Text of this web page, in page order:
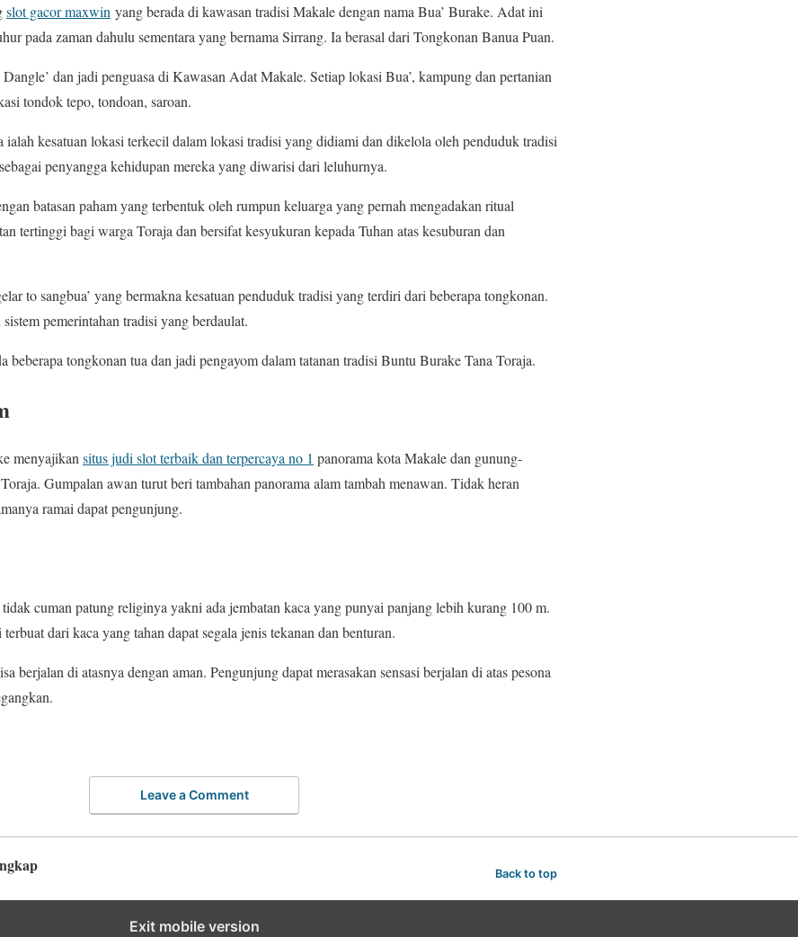
slot gacor maxwin yang berada di kawasan tradisi Makale dengan nama Bua’ Burake. Adat ini
pada zaman dahulu sementara yang bernama Sirrang. Ia berasal dari Tongkonan Banua Puan.
dan jadi penguasa di Kawasan Adat Makale. Setiap lokasi Bua’, kampung dan pertanian
tondok tepo, tondoan, saroan.
ialah kesatuan lokasi terkecil dalam lokasi tradisi yang didiami dan dikelola oleh penduduk tradisi
penyangga kehidupan mereka yang diwarisi dari leluhurnya.
batasan paham yang terbentuk oleh rumpun keluarga yang pernah mengadakan ritual
tertinggi bagi warga Toraja dan bersifat kesyukuran kepada Tuhan atas kesuburan dan
to sangbua’ yang bermakna kesatuan penduduk tradisi yang terdiri dari beberapa tongkonan.
pemerintahan tradisi yang berdaulat.
beberapa tongkonan tua dan jadi pengayom dalam tatanan tradisi Buntu Burake Tana Toraja.
menyajikansitus judi slot terbaik dan terpercaya no 1 panorama kota Makale dan gunung-
Gumpalan awan turut beri tambahan panorama alam tambah menawan. Tidak heran
ramai dapat pengunjung.
cuman patung religinya yakni ada jembatan kaca yang punyai panjang lebih kurang 100 m.
dari kaca yang tahan dapat segala jenis tekanan dan benturan.
berjalan di atasnya dengan aman. Pengunjung dapat merasakan sensasi berjalan di atas pesona
Leave a Comment
Back to top
Exit mobile version